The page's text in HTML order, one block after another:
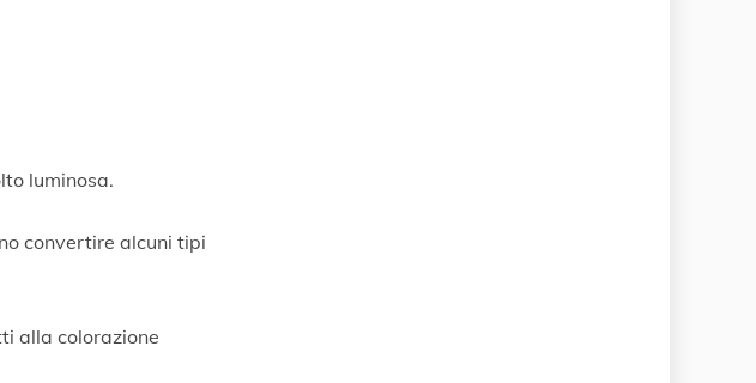
luminosa.
convertire alcuni tipi
alla colorazione